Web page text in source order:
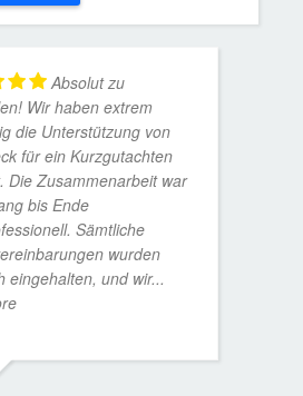
Absolut zu
Wir haben extrem
die Unterstützung von
für ein Kurzgutachten
Die Zusammenarbeit war
bis Ende
Sämtliche
wurden
eingehalten, und wir...